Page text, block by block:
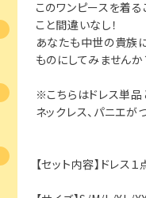
このワンピースを着
こと間違いなし！
あなたも中世の貴族
ものにしてみませんか
※こちらはドレス単品
ネックレス、パニエ
【セット内容】ドレス１